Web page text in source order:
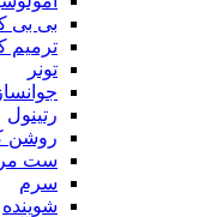
بی بی
ترمیم
تونر
جوانساز
رتینول
روشن
ست
سرم
شوینده